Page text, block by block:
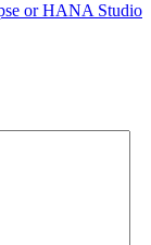
or HANA Studio